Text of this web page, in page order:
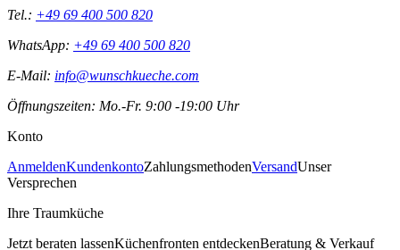
Tel.: +49 69 400 500 820
WhatsApp: +49 69 400 500 820
E-Mail: info@wunschkueche.com
Öffnungszeiten: Mo.-Fr. 9:00 -19:00 Uhr
Konto
AnmeldenKundenkontoZahlungsmethodenVersandUnser
Versprechen
Ihre Traumküche
Jetzt beraten lassenKüchenfronten entdeckenBeratung & Verkauf